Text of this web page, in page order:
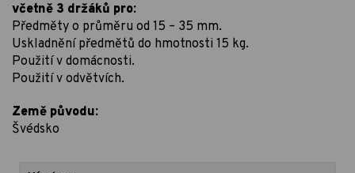
včetně 3 držáků pro:
Předměty o průměru od 15 – 35 mm.
Uskladnění předmětů do hmotnosti 15 kg.
Použití v domácnosti.
Použití v odvětvích.
Země původu:
Švédsko